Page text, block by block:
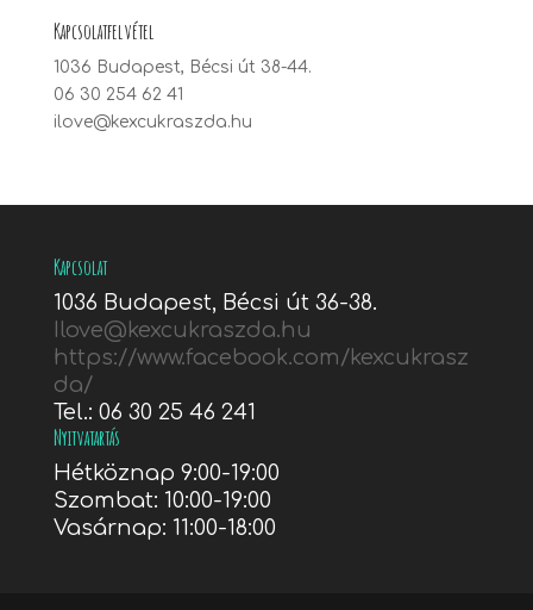
Kapcsolatfelvétel
1036 Budapest, Bécsi út 38-44.
06 30 254 62 41
ilove@kexcukraszda.hu
Kapcsolat
1036 Budapest, Bécsi út 36-38.
Ilove@kexcukraszda.hu
https://www.facebook.com/kexcukrasz
da/
Tel.: 06 30 25 46 241
Nyitvatartás
Hétköznap 9:00-19:00
Szombat: 10:00-19:00
Vasárnap: 11:00-18:00